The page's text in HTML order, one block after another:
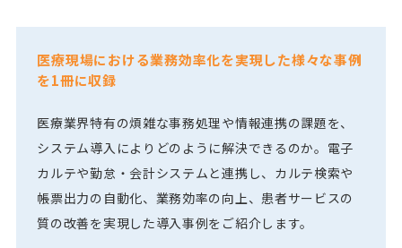
医療現場における業務効率化を実現した様々な事例
を1冊に収録
医療業界特有の煩雑な事務処理や情報連携の課題を、
システム導入によりどのように解決できるのか。電子
カルテや勤怠・会計システムと連携し、カルテ検索や
帳票出力の自動化、業務効率の向上、患者サービスの
質の改善を実現した導入事例をご紹介します。